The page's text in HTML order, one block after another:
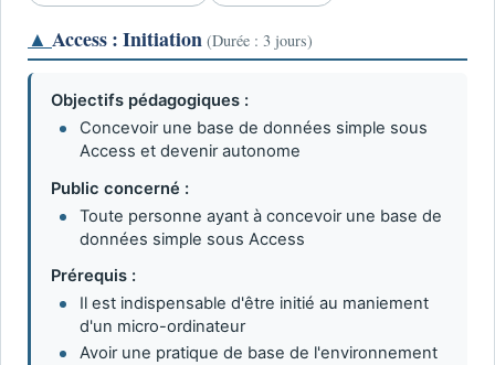
▲ Access : Initiation (Durée : 3 jours)
Objectifs pédagogiques :
Concevoir une base de données simple sous
Access et devenir autonome
Public concerné :
Toute personne ayant à concevoir une base de
données simple sous Access
Prérequis :
Il est indispensable d'être initié au maniement
d'un micro-ordinateur
Avoir une pratique de base de l'environnement